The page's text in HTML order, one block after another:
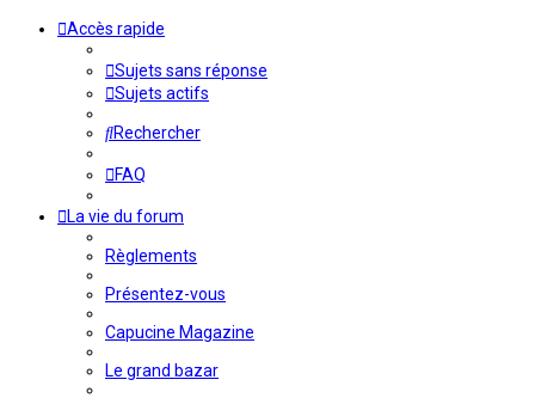
Accès rapide
Sujets sans réponse
Sujets actifs
Rechercher
FAQ
La vie du forum
Règlements
Présentez-vous
Capucine Magazine
Le grand bazar